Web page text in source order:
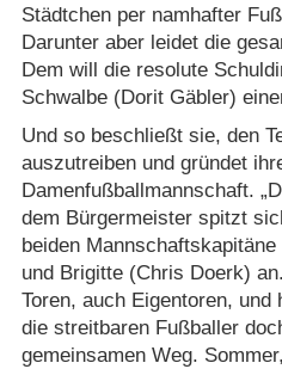
Städtchen per namhafter
Darunter aber leidet die
Dem will die resolute
Schwalbe (Dorit Gäbler)
Und so beschließt sie, den
auszutreiben und gründet
Damenfußballmannschaft.
dem Bürgermeister spitzt
beiden
und Brigitte (Chris Doerk)
Toren, auch Eigentoren, und
die streitbaren Fußballer
gemeinsamen Weg.